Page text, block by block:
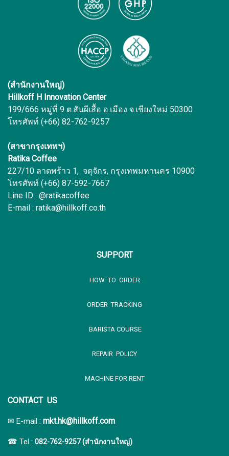
(สำนักงานใหญ่)
Hillkoff H Innovation Center
199/666 หมู่ที่ 9 ต.สันผีเสื้อ อ.เมือง จ.เชียงใหม่ 50300
โทรศัพท์ (+66) 82-762-9257
(สาขากรุงเทพฯ)
Ratika Coffee
227/10 ลาดพร้าว 1, จตุจักร, กรุงเทพมหานคร 10900
โทรศัพท์ (+66) 87-592-7667
Line ID : @ratikacoffee
E-mail : ratika@hillkoff.co.th
SUPPORT
HOW TO ORDER
ORDER TRACKING
BARISTA COURSE
REPAIR POLICY
MACHINE FOR RENT
CONTACT US
✉ E-mail : mkt.hk@hillkoff.com
☎ Tel : 082-762-9257 (สำนักงานใหญ่)